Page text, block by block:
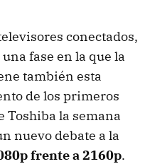
conectados,
fase en la que la
también esta
de los primeros
Toshiba la semana
nuevo debate a la
frente a 2160p.